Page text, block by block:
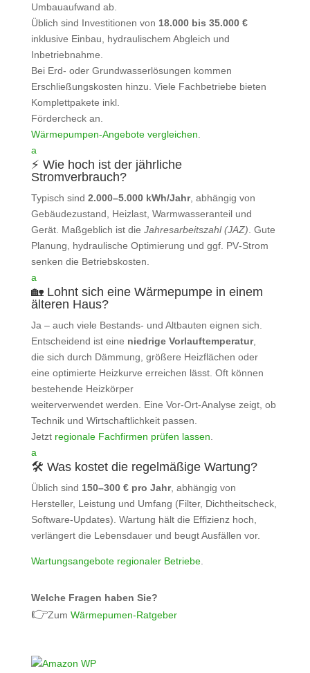
Umbauaufwand ab.
Üblich sind Investitionen von 18.000 bis 35.000 €
inklusive Einbau, hydraulischem Abgleich und
Inbetriebnahme.
Bei Erd- oder Grundwasserlösungen kommen
Erschließungskosten hinzu. Viele Fachbetriebe bieten
Komplettpakete inkl.
Fördercheck an.
Wärmepumpen‑Angebote vergleichen.
a
⚡ Wie hoch ist der jährliche
Stromverbrauch?
Typisch sind 2.000–5.000 kWh/Jahr, abhängig von
Gebäudezustand, Heizlast, Warmwasseranteil und
Gerät. Maßgeblich ist die Jahresarbeitszahl (JAZ). Gute
Planung, hydraulische Optimierung und ggf. PV‑Strom
senken die Betriebskosten.
a
🏡 Lohnt sich eine Wärmepumpe in einem
älteren Haus?
Ja – auch viele Bestands- und Altbauten eignen sich.
Entscheidend ist eine niedrige Vorlauftemperatur,
die sich durch Dämmung, größere Heizflächen oder
eine optimierte Heizkurve erreichen lässt. Oft können
bestehende Heizkörper
weiterverwendet werden. Eine Vor-Ort‑Analyse zeigt, ob
Technik und Wirtschaftlichkeit passen.
Jetzt regionale Fachfirmen prüfen lassen.
a
🛠️ Was kostet die regelmäßige Wartung?
Üblich sind 150–300 € pro Jahr, abhängig von
Hersteller, Leistung und Umfang (Filter, Dichtheitscheck,
Software‑Updates). Wartung hält die Effizienz hoch,
verlängert die Lebensdauer und beugt Ausfällen vor.
Wartungsangebote regionaler Betriebe.
Welche Fragen haben Sie?
👉Zum Wärmepumen-Ratgeber